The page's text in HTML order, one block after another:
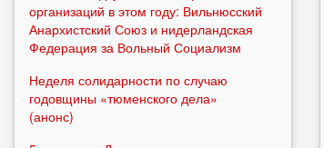
организаций в этом году: Вильнюсский
Анархистский Союз и нидерландская
Федерация за Вольный Социализм
Неделя солидарности по случаю
годовщины «тюменского дела»
(анонс)